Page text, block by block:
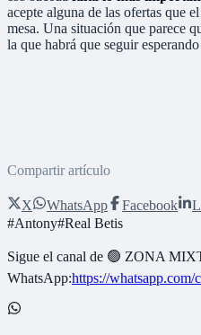
acepte alguna de las ofertas que
mesa. Una situación que parece
la que habrá que seguir
Compartir artículo
X WhatsApp Facebook
#Antony#Real Betis
Sigue el canal de 🟢 ZONA
WhatsApp:https://